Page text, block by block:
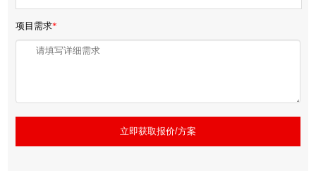
项目需求*
立即获取报价/方案